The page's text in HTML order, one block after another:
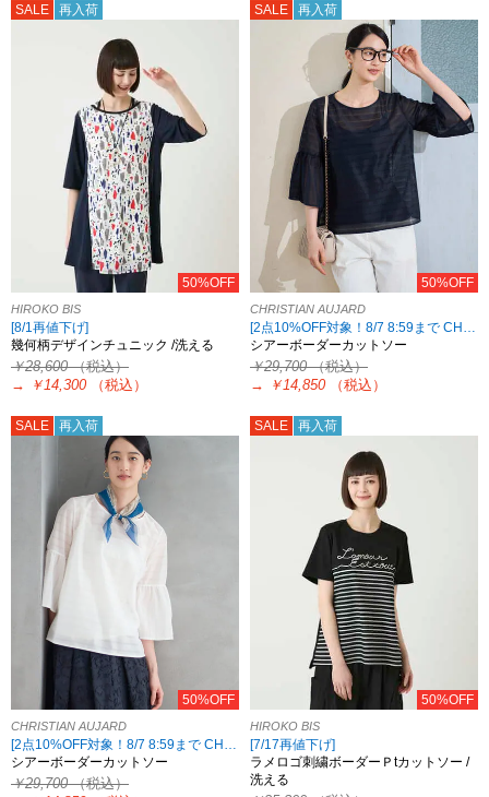
SALE 再入荷
50%OFF
HIROKO BIS
[8/1再値下げ]
幾何柄デザインチュニック /洗える
￥28,600（税込）
→
￥14,300 （税込）
SALE 再入荷
50%OFF
CHRISTIAN AUJARD
[2点10%OFF対象！8/7 8:59まで CHRISTIAN AUJARD限定]
シアーボーダーカットソー
￥29,700（税込）
→
￥14,850 （税込）
SALE 再入荷
50%OFF
CHRISTIAN AUJARD
[2点10%OFF対象！8/7 8:59まで CHRISTIAN AUJARD限定]
シアーボーダーカットソー
￥29,700（税込）
SALE 再入荷
50%OFF
HIROKO BIS
[7/17再値下げ]
ラメロゴ刺繍ボーダーＰtカットソー /
洗える